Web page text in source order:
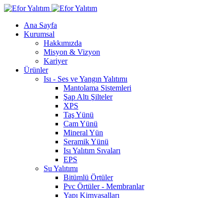
Ana Sayfa
Kurumsal
Hakkımızda
Misyon & Vizyon
Kariyer
Ürünler
Isı - Ses ve Yangın Yalıtımı
Mantolama Sistemleri
Şap Altı Şilteler
XPS
Taş Yünü
Cam Yünü
Mineral Yün
Seramik Yünü
Isı Yalıtım Sıvaları
EPS
Su Yalıtımı
Bitümlü Örtüler
Pvc Örtüler - Membranlar
Yapı Kimyasalları